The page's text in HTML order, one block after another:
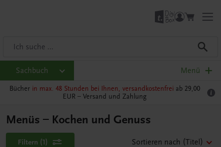
Sachbuch Menü
Bücher in max. 48 Stunden bei Ihnen, versandkostenfrei ab 29,00
EUR – Versand und Zahlung
Menüs – Kochen und Genuss
Filtern (1) Sortieren nach (Titel)